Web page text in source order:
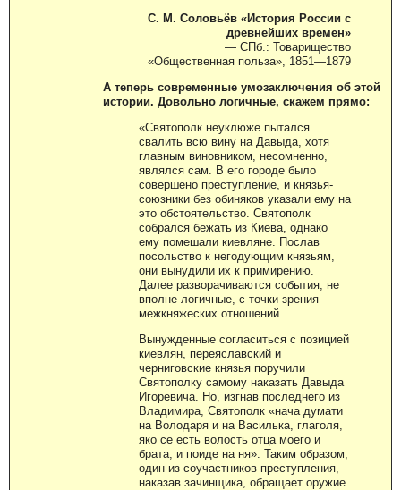
С. М. Соловьёв «История России с
древнейших времен»
— СПб.: Товарищество
«Общественная польза», 1851—1879
А теперь современные умозаключения об этой
истории. Довольно логичные, скажем прямо:
«Святополк неуклюже пытался
свалить всю вину на Давыда, хотя
главным виновником, несомненно,
являлся сам. В его городе было
совершено преступление, и князья-
союзники без обиняков указали ему на
это обстоятельство. Святополк
собрался бежать из Киева, однако
ему помешали киевляне. Послав
посольство к негодующим князьям,
они вынудили их к примирению.
Далее разворачиваются события, не
вполне логичные, с точки зрения
межкняжеских отношений.
Вынужденные согласиться с позицией
киевлян, переяславский и
черниговские князья поручили
Святополку самому наказать Давыда
Игоревича. Но, изгнав последнего из
Владимира, Святополк «нача думати
на Володаря и на Василька, глаголя,
яко се есть волость отца моего и
брата; и поиде на ня». Таким образом,
один из соучастников преступления,
наказав зачинщика, обращает оружие